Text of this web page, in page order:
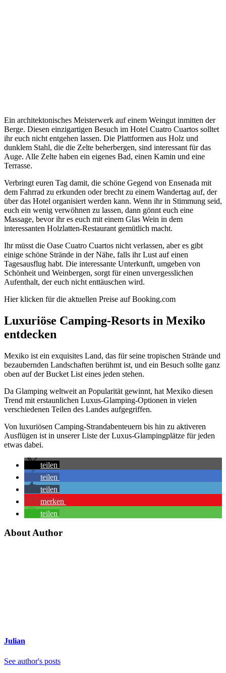
Ein architektonisches Meisterwerk auf einem Weingut inmitten der
Berge. Diesen einzigartigen Besuch im Hotel Cuatro Cuartos solltet
ihr euch nicht entgehen lassen. Die Plattformen aus Holz und
dunklem Stahl, die die Zelte beherbergen, sind interessant für das
Auge. Alle Zelte haben ein eigenes Bad, einen Kamin und eine
Terrasse.
Verbringt euren Tag damit, die schöne Gegend von Ensenada mit
dem Fahrrad zu erkunden oder brecht zu einem Wandertag auf, der
über das Hotel organisiert werden kann. Wenn ihr in Stimmung seid,
euch ein wenig verwöhnen zu lassen, dann gönnt euch eine
Massage, bevor ihr es euch mit einem Glas Wein in dem
interessanten Holzlatten-Restaurant gemütlich macht.
Ihr müsst die Oase Cuatro Cuartos nicht verlassen, aber es gibt
einige schöne Strände in der Nähe, falls ihr Lust auf einen
Tagesausflug habt. Die interessante Unterkunft, umgeben von
Schönheit und Weinbergen, sorgt für einen unvergesslichen
Aufenthalt, der euch nicht enttäuschen wird.
Hier klicken für die aktuellen Preise auf Booking.com
Luxuriöse Camping-Resorts in Mexiko
entdecken
Mexiko ist ein exquisites Land, das für seine tropischen Strände und
bezaubernden Landschaften berühmt ist, und ein Besuch sollte ganz
oben auf der Bucket List eines jeden stehen.
Da Glamping weltweit an Popularität gewinnt, hat Mexiko diesen
Trend mit erstaunlichen Luxus-Glamping-Optionen in vielen
verschiedenen Teilen des Landes aufgegriffen.
Von luxuriösen Camping-Strandabenteuern bis hin zu aktiveren
Ausflügen ist in unserer Liste der Luxus-Glampingplätze für jeden
etwas dabei.
teilen
teilen
teilen
merken
teilen
About Author
Julian
See author's posts